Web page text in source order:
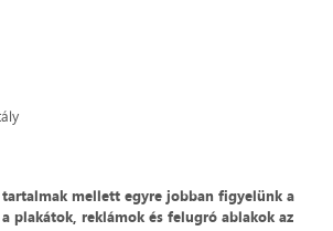
tartalmak mellett egyre jobban figyelünk a
plakátok, reklámok és felugró ablakok az